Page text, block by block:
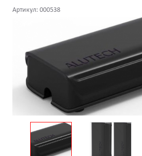
Артикул: 000538